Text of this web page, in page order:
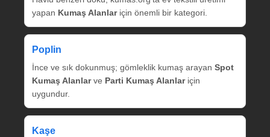
yapan Kumaş Alanlariçin önemli bir kategori.
Poplin
İnce ve sık dokunmuş; gömleklik kumaş arayan Spot
Kumaş Alanlarve Parti Kumaş Alanlariçin
uygundur.
Kaşe